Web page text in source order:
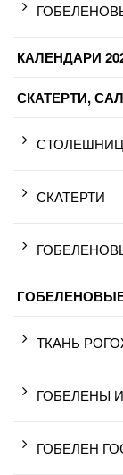
КАЛЕНДАРИ
СКАТЕРТИ,
СКАТЕРТИ
ТКАНЬ
ГОБЕЛЕНЫ
ГОБЕЛЕН